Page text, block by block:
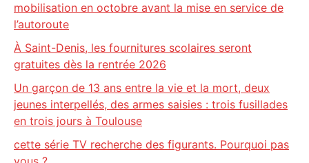
mobilisation en octobre avant la mise en service de
l’autoroute
À Saint-Denis, les fournitures scolaires seront
gratuites dès la rentrée 2026
Un garçon de 13 ans entre la vie et la mort, deux
jeunes interpellés, des armes saisies : trois fusillades
en trois jours à Toulouse
cette série TV recherche des figurants. Pourquoi pas